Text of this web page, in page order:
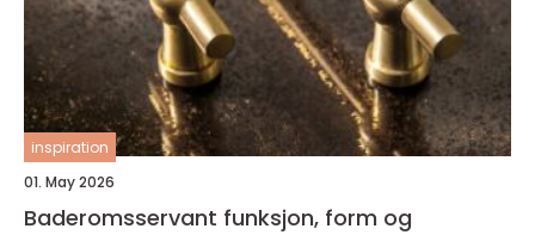
inspiration
01. May 2026
Baderomsservant funksjon, form og